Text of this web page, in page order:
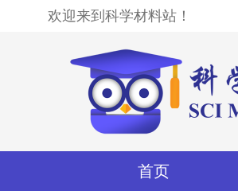
欢迎来到科学材料站！
首页